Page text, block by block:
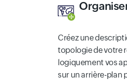
Créez une
topologie de votre
logiquement vos
sur un arrière-plan